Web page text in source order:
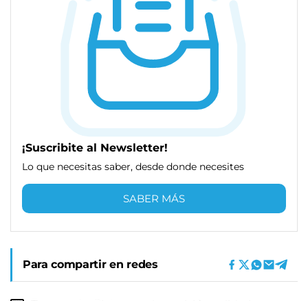
¡Suscribite al Newsletter!
Lo que necesitas saber, desde donde necesites
SABER MÁS
Para compartir en redes